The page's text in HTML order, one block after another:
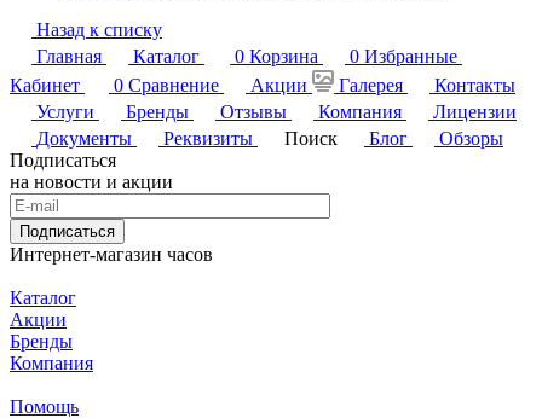
Назад к списку
Главная
Каталог 0 Корзина 0 Избранные
Кабинет
0 Сравнение Акции Галерея
Контакты
Услуги
Бренды Отзывы Компания
Лицензии
Документы
Реквизиты Поиск Блог
Обзоры
Подписаться
на новости и акции
Подписаться
Интернет-магазин часов
Каталог
Акции
Бренды
Компания
Помощь